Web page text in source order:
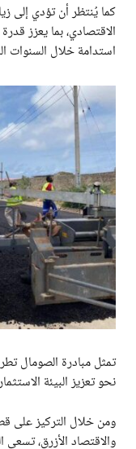
كما يُنتظر أن تؤدي إلى
الاقتصادي، بما يعزز
استدامة خلال السنوات
تمثل مبادرة الصومال تطرح
نحو تعزيز البيئة
ومن خلال التركيز على
والاقتصاد الأزرق،